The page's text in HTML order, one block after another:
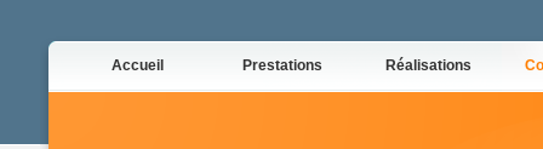
Accueil Prestations Réalisations